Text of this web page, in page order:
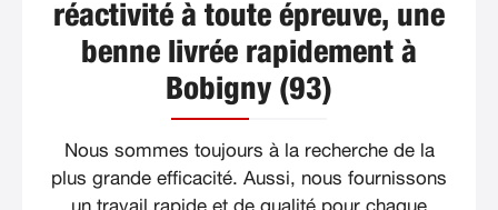
réactivité à toute épreuve, une
benne livrée rapidement à
Bobigny (93)
Nous sommes toujours à la recherche de la
plus grande efficacité. Aussi, nous fournissons